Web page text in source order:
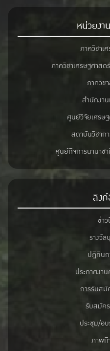
หน่วยง
ภาควิชาเ
ภาควิชาเศรษฐศาส
ภาควิ
สำนักงา
ศูนย์วิจัยเศรษ
สถาบันวิชา
ศูนย์กิจการนานาช
ลิง
ข่า
รางวั
ปฎิทิน
ประกาศงา
การรับส
รับสมัค
ประชุม/อ
ภาพกิ